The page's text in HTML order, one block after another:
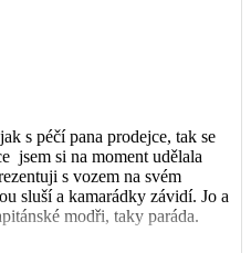
s péčí pana prodejce, tak se
jsem si na moment udělala
s vozem na svém
sluší a kamarádky závidí. Jo a
modři, taky paráda.